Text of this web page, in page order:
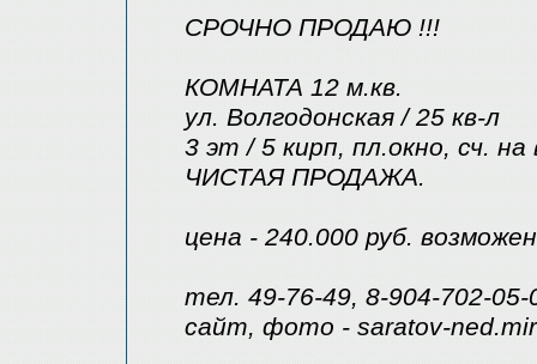
СРОЧНО ПРОДАЮ !!!
КОМНАТА 12 м.кв.
ул. Волгодонская / 25 кв-л
3 эт / 5 кирп, пл.окно, сч.
ЧИСТАЯ ПРОДАЖА.
цена - 240.000 руб.
тел. 49-76-49, 8-904-702-05-
сайт, фото - saratov-